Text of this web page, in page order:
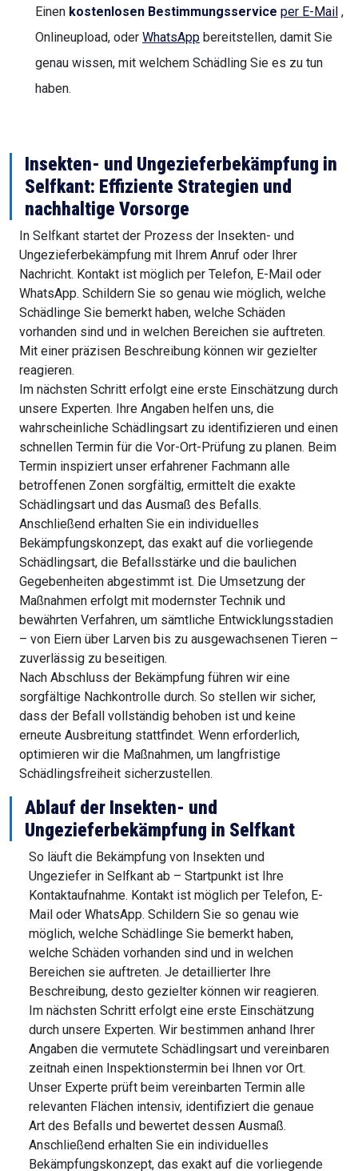
Einen kostenlosen Bestimmungsservice per E-Mail ,
Onlineupload, oder WhatsApp bereitstellen, damit Sie
genau wissen, mit welchem Schädling Sie es zu tun
haben.
Insekten- und Ungezieferbekämpfung in
Selfkant: Effiziente Strategien und
nachhaltige Vorsorge
In Selfkant startet der Prozess der Insekten- und
Ungezieferbekämpfung mit Ihrem Anruf oder Ihrer
Nachricht. Kontakt ist möglich per Telefon, E-Mail oder
WhatsApp. Schildern Sie so genau wie möglich, welche
Schädlinge Sie bemerkt haben, welche Schäden
vorhanden sind und in welchen Bereichen sie auftreten.
Mit einer präzisen Beschreibung können wir gezielter
reagieren.
Im nächsten Schritt erfolgt eine erste Einschätzung durch
unsere Experten. Ihre Angaben helfen uns, die
wahrscheinliche Schädlingsart zu identifizieren und einen
schnellen Termin für die Vor-Ort-Prüfung zu planen. Beim
Termin inspiziert unser erfahrener Fachmann alle
betroffenen Zonen sorgfältig, ermittelt die exakte
Schädlingsart und das Ausmaß des Befalls.
Anschließend erhalten Sie ein individuelles
Bekämpfungskonzept, das exakt auf die vorliegende
Schädlingsart, die Befallsstärke und die baulichen
Gegebenheiten abgestimmt ist. Die Umsetzung der
Maßnahmen erfolgt mit modernster Technik und
bewährten Verfahren, um sämtliche Entwicklungsstadien
– von Eiern über Larven bis zu ausgewachsenen Tieren –
zuverlässig zu beseitigen.
Nach Abschluss der Bekämpfung führen wir eine
sorgfältige Nachkontrolle durch. So stellen wir sicher,
dass der Befall vollständig behoben ist und keine
erneute Ausbreitung stattfindet. Wenn erforderlich,
optimieren wir die Maßnahmen, um langfristige
Schädlingsfreiheit sicherzustellen.
Ablauf der Insekten- und
Ungezieferbekämpfung in Selfkant
So läuft die Bekämpfung von Insekten und
Ungeziefer in Selfkant ab – Startpunkt ist Ihre
Kontaktaufnahme. Kontakt ist möglich per Telefon, E-
Mail oder WhatsApp. Schildern Sie so genau wie
möglich, welche Schädlinge Sie bemerkt haben,
welche Schäden vorhanden sind und in welchen
Bereichen sie auftreten. Je detaillierter Ihre
Beschreibung, desto gezielter können wir reagieren.
Im nächsten Schritt erfolgt eine erste Einschätzung
durch unsere Experten. Wir bestimmen anhand Ihrer
Angaben die vermutete Schädlingsart und vereinbaren
zeitnah einen Inspektionstermin bei Ihnen vor Ort.
Unser Experte prüft beim vereinbarten Termin alle
relevanten Flächen intensiv, identifiziert die genaue
Art des Befalls und bewertet dessen Ausmaß.
Anschließend erhalten Sie ein individuelles
Bekämpfungskonzept, das exakt auf die vorliegende